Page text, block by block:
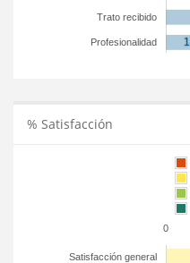
Trato recibido
Profesionalidad
% Satisfacción
0
Satisfacción general